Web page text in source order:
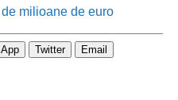
milioane de euro
Twitter Email